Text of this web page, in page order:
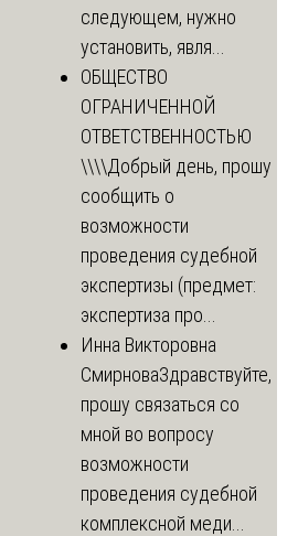
следующем, нужно
установить, явля...
ОБЩЕСТВО
ОГРАНИЧЕННОЙ
ОТВЕТСТВЕННОСТЬЮ
\\\\Добрый день, прошу
сообщить о
возможности
проведения судебной
экспертизы (предмет:
экспертиза про...
Инна Викторовна
СмирноваЗдравствуйте,
прошу связаться со
мной во вопросу
возможности
проведения судебной
комплексной меди...